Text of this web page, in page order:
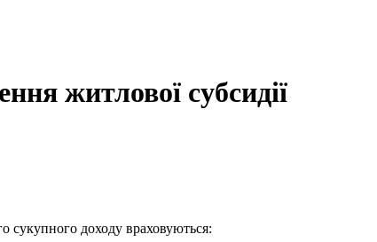
житлової субсидії
сукупного доходу враховуються: